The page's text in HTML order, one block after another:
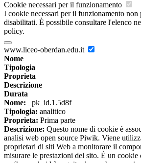
Cookie necessari per il funzionamento
I cookie necessari per il funzionamento non
disabilitati. È possibile consultare l'elenco
policy.
www.liceo-oberdan.edu.it
Nome
Tipologia
Proprieta
Descrizione
Durata
Nome: _pk_id.1.5d8f
Tipologia: analitico
Proprieta: Prima parte
Descrizione: Questo nome di cookie è
analisi web open source Piwik. Viene
proprietari di siti Web a monitorare il
misurare le prestazioni del sito. È un